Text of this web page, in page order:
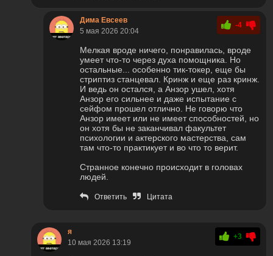
Дима Евсеев
5 мая 2026 20:04
-4
Мелкая вроде ничего, понравилась, вроде
умеет что-то через духа помощника. Но
остальные... особенно тик-токер, еще бы
стриптиз станцевал. Кринж и еще раз кринж.
И ведь он остался, а Анзор ушел, хотя
Анзор его сильнее и даже испытание с
сейфом прошел отлично. Не говорю что
Анзор имеет или не имеет способностей, но
он хотя бы не заканчивал факультет
психологии и актерского мастерства, сам
там что-то практикует и во что то верит.
Странное конечно происходит в головах
людей.
Ответить Цитата
я
10 мая 2026 13:19
+3